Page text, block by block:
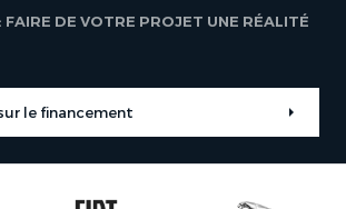
FAIRE DE VOTRE PROJET UNE RÉALITÉ
le financement